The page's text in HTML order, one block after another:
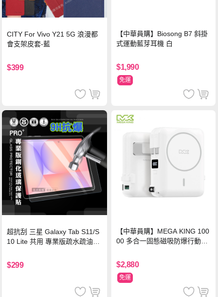
CITY For Vivo Y21 5G 浪漫都
會支架皮套-藍
$399
【中華員購】Biosong B7 斜掛
式運動藍芽耳機 白
$1,990
免運
超抗刮 三星 Galaxy Tab S11/S
10 Lite 共用 專業版疏水疏油9H
$299
【中華員購】MEGA KING 100
00 多合一固態磁吸防爆行動電
$2,880
免運